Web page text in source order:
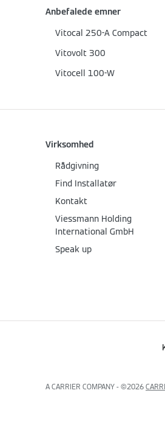
Anbefalede emner
Vitocal 250-A Compact
Vitovolt 300
Vitocell 100-W
Virksomhed
Rådgivning
Find Installatør
Kontakt
Viessmann Holding
International GmbH
Speak up
A CARRIER COMPANY - ©2026